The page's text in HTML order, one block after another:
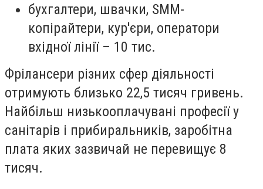
бухгалтери, швачки, SММ-
копірайтери, кур'єри, оператори
вхідної лінії – 10 тис.
Фрілансери різних сфер діяльності
отримують близько 22,5 тисяч гривень.
Найбільш низькооплачувані професії у
санітарів і прибиральників, заробітна
плата яких зазвичай не перевищує 8
тисяч.